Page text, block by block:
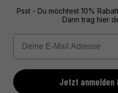
Psst - Du möchtest 10%
Dann trag hier
Email
Jetzt anmelden